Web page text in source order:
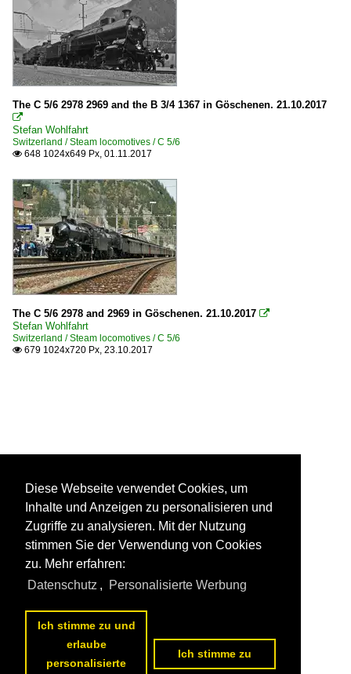
The C 5/6 2978 2969 and the B 3/4 1367 in Göschenen. 21.10.2017

Stefan Wohlfahrt
Switzerland / Steam locomotives / C 5/6
 648 1024x649 Px, 01.11.2017
The C 5/6 2978 and 2969 in Göschenen. 21.10.2017 
Stefan Wohlfahrt
Switzerland / Steam locomotives / C 5/6
 679 1024x720 Px, 23.10.2017
Diese Webseite verwendet Cookies, um
Inhalte und Anzeigen zu personalisieren und
Zugriffe zu analysieren. Mit der Nutzung
stimmen Sie der Verwendung von Cookies
zu. Mehr erfahren:
Datenschutz , Personalisierte Werbung
Ich stimme zu und
erlaube
personalisierte
Ich stimme zu